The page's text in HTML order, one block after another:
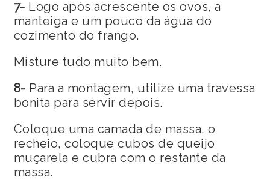
7- Logo após acrescente os ovos, a
manteiga e um pouco da água do
cozimento do frango.
Misture tudo muito bem.
8- Para a montagem, utilize uma travessa
bonita para servir depois.
Coloque uma camada de massa, o
recheio, coloque cubos de queijo
muçarela e cubra com o restante da
massa.